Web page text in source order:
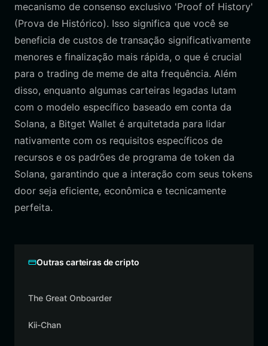
mecanismo de consenso exclusivo 'Proof of History'
(Prova de Histórico). Isso significa que você se
beneficia de custos de transação significativamente
menores e finalização mais rápida, o que é crucial
para o trading de meme de alta frequência. Além
disso, enquanto algumas carteiras legadas lutam
com o modelo específico baseado em conta da
Solana, a Bitget Wallet é arquitetada para lidar
nativamente com os requisitos específicos de
recursos e os padrões de programa de token da
Solana, garantindo que a interação com seus tokens
door seja eficiente, econômica e tecnicamente
perfeita.
Outras carteiras de cripto
The Great Onboarder
Kii-Chan